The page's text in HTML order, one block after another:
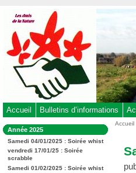
au
contenu
-
Aller
au
menu
-
à
la
recherche
Accueil Bulletins d’informations
Dans
la
rubrique
:
Année 2025
Samedi 04/01/2025 : Soirée whist
vendredi 17/01/25 : Soirée
scrabble
Samedi 01/02/2025 : Soirée whist
Vous
Accueil